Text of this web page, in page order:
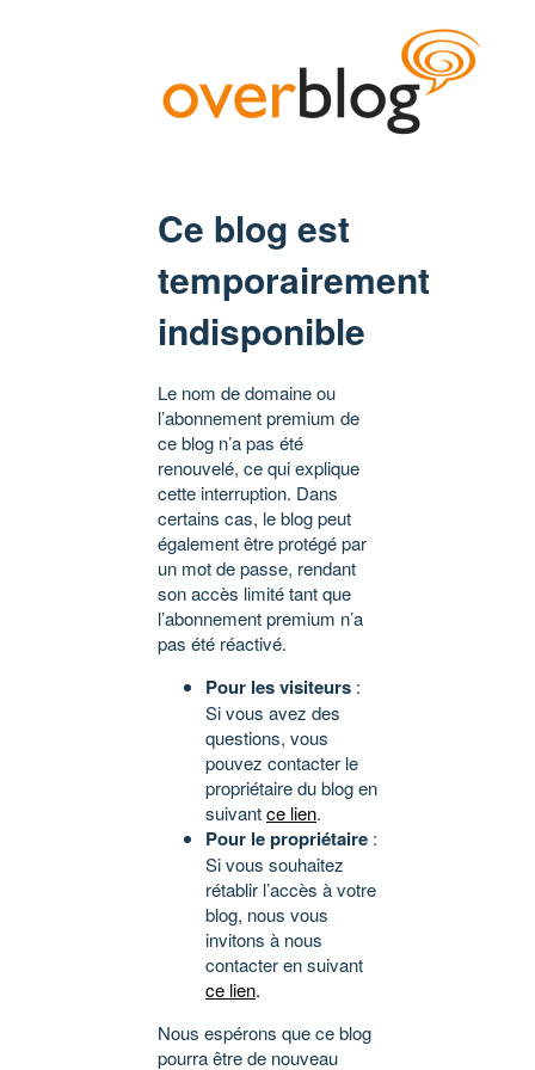
Ce blog est
temporairement
indisponible
Le nom de domaine ou
l’abonnement premium de
ce blog n’a pas été
renouvelé, ce qui explique
cette interruption. Dans
certains cas, le blog peut
également être protégé par
un mot de passe, rendant
son accès limité tant que
l’abonnement premium n’a
pas été réactivé.
Pour les visiteurs :
Si vous avez des
questions, vous
pouvez contacter le
propriétaire du blog en
suivantce lien.
Pour le propriétaire :
Si vous souhaitez
rétablir l’accès à votre
blog, nous vous
invitons à nous
contacter en suivant
ce lien.
Nous espérons que ce blog
pourra être de nouveau